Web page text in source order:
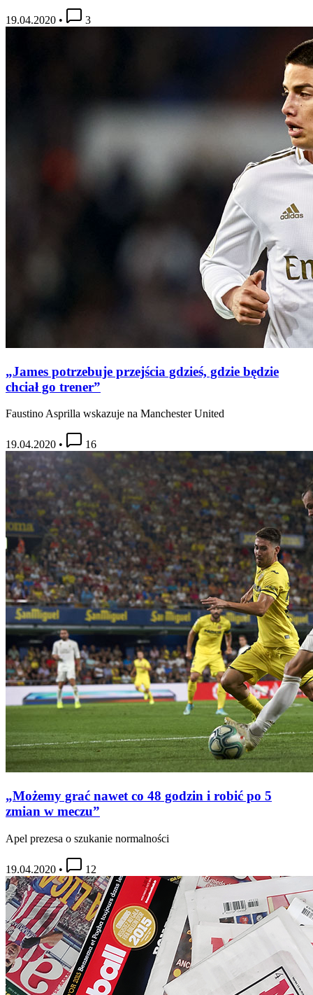
19.04.2020 • 3
„James potrzebuje przejścia gdzieś, gdzie będzie
chciał go trener”
Faustino Asprilla wskazuje na Manchester United
19.04.2020 • 16
„Możemy grać nawet co 48 godzin i robić po 5
zmian w meczu”
Apel prezesa o szukanie normalności
19.04.2020 • 12